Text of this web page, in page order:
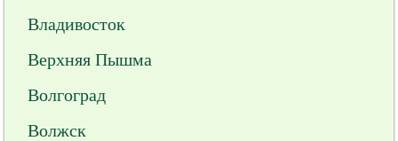
Владивосток
Верхняя Пышма
Волгоград
Волжск